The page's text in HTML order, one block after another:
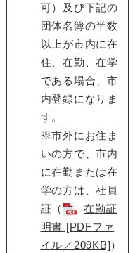
可）及び下記の
団体名簿の半数
以上が市内に在
住、在勤、在学
である場合、市
内登録になりま
す。
※市外にお住ま
いの方で、市内
に在勤または在
学の方は、社員
証（
在勤証
明書 [PDFファ
イル／209KB]）